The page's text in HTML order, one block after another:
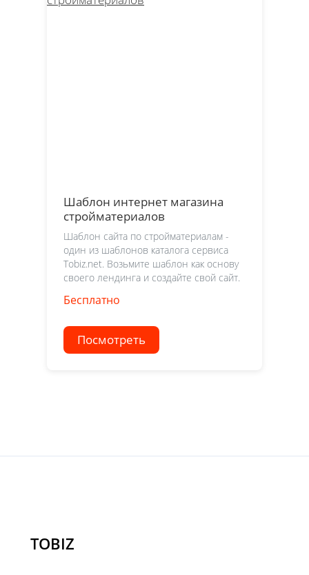
Шаблон интернет магазина
стройматериалов
Шаблон сайта по стройматериалам -
один из шаблонов каталога сервиса
Tobiz.net. Возьмите шаблон как основу
своего лендинга и создайте свой сайт.
Бесплатно
Посмотреть
TOBIZ